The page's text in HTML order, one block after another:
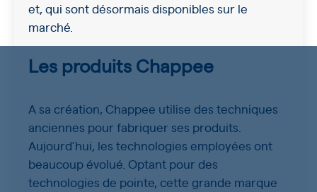
et, qui sont désormais disponibles sur le
marché.
Les produits Chappee
A sa création, Chappee utilise des techniques
anciennes pour fabriquer ses produits.
Aujourd’hui, les technologies employées ont
beaucoup évolué. Optant pour des
technologies de pointe, cette grande marque